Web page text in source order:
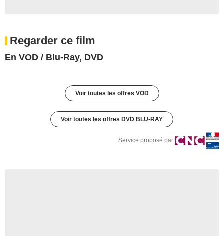
Regarder ce film
En VOD / Blu-Ray, DVD
Voir toutes les offres VOD
Voir toutes les offres DVD BLU-RAY
Service proposé par